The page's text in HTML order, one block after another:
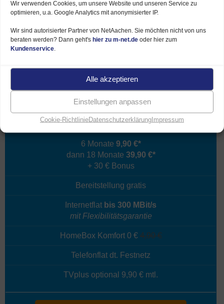
Wir verwenden Cookies, um unsere Website und unseren Service zu
optimieren, u.a. Google Analytics mit anonymisierter IP.
Wir sind autorisierter Partner von NetAachen. Sie möchten nicht von uns
beraten werden? Dann geht's hier zu m-net.de oder hier zum
Kundenservice
Alle akzeptieren
Einstellungen anpassen
Cookie-RichtlinieDatenschutzerklärungImpressum
Empfehlung
S&F Flat 300
9,90 €*
44,90 €*
je Monat
6 Monate 9,90 €*
dann 18 Monate 39,90 €*
+ 30 € Bonus
Bereitstellung gratis
Internetflat bis 300 MBit/s
mit Flexibilitätsgarantie
HomeBox Komfort 0 € 4,90 €
Telefonflat dt. Festnetz
TVplus optional 9,90 € mtl.